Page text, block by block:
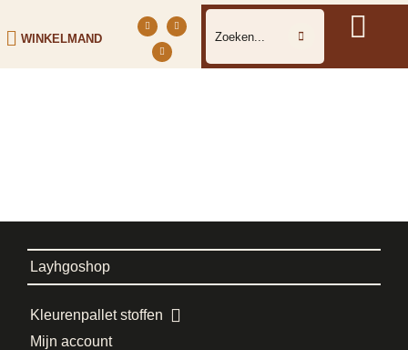
WINKELMAND
Layhgoshop
Kleurenpallet stoffen
Mijn account